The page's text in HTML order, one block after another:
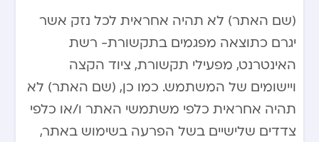
(שם האתר) לא תהיה אחראית לכל נזק אשר
יגרם כתוצאה מפגמים בתקשורת- רשת
האינטרנט, מפעילי תקשורת, ציוד הקצה
ויישומים של המשתמש. כמו כן, (שם האתר) לא
תהיה אחראית כלפי משתמשי האתר ו/או כלפי
צדדים שלישיים בשל הפרעה בשימוש באתר,